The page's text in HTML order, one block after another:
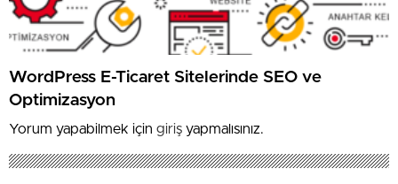
WordPress E-Ticaret Sitelerinde SEO ve
Optimizasyon
Yorum yapabilmek için giriş yapmalısınız.